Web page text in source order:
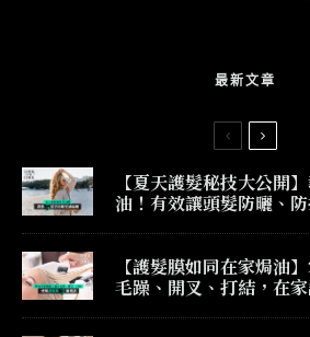
最新文章
【夏天護髮秘技大公開
油！有效讓頭髮防曬、
【護髮膜如同在家焗油
毛躁、開叉、打結，在